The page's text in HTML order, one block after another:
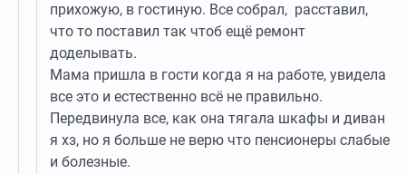
прихожую, в гостиную. Все собрал, расставил,
что то поставил так чтоб ещё ремонт
доделывать.
Мама пришла в гости когда я на работе, увидела
все это и естественно всё не правильно.
Передвинула все, как она тягала шкафы и диван
я хз, но я больше не верю что пенсионеры слабые
и болезные.